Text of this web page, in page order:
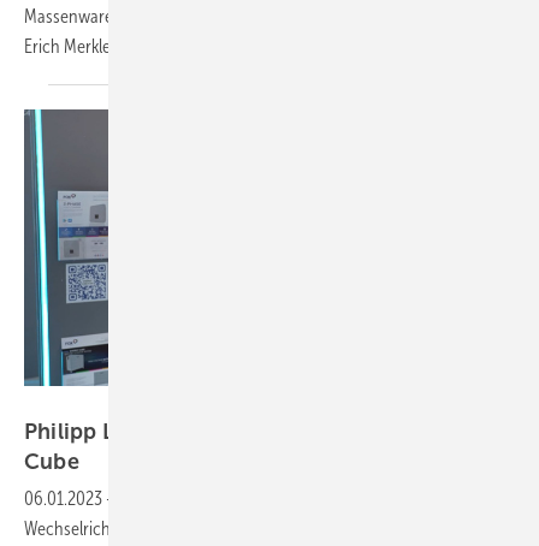
Massenware wünschen. Welche Vorteile das hat, erfahren wir von Dr.
Erich Merkle, CEO der GridParity
Philipp Leclerc von FoxESS: Stapelbarer Energy
Cube
06.01.2023 -
Wechselrichter und Batteriespeichersysteme. Das neueste Produkt ist